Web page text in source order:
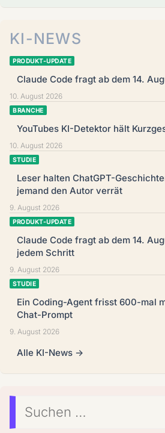
KI-NEWS
PRODUKT-UPDATE
Claude Code fragt ab dem 14.
10. August 2026
BRANCHE
YouTubes KI-Detektor hält
10. August 2026
STUDIE
Leser halten ChatGPT-
jemand den Autor verrät
9. August 2026
PRODUKT-UPDATE
Claude Code fragt ab dem 14.
jedem Schritt
9. August 2026
STUDIE
Ein Coding-Agent frisst 600-mal
Chat-Prompt
9. August 2026
Alle KI-News →
Suchen
nach: